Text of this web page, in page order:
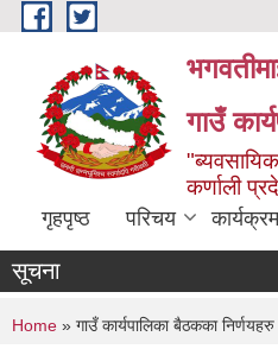
Skip to main content
गाउँ
कर्णाली
गृहपृष्ठ परिचय
सूचना
You are here
Home » गाउँ कार्यपालिका बैठकका